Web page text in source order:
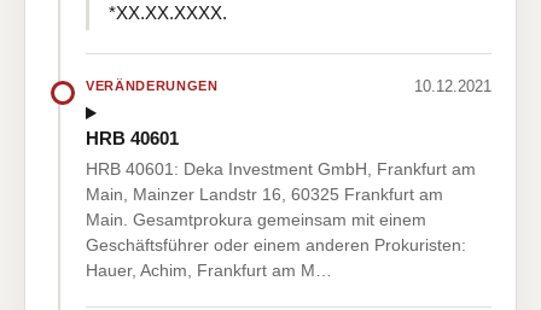
*XX.XX.XXXX.
VERÄNDERUNGEN 10.12.2021
HRB 40601
HRB 40601: Deka Investment GmbH, Frankfurt am
Main, Mainzer Landstr 16, 60325 Frankfurt am
Main. Gesamtprokura gemeinsam mit einem
Geschäftsführer oder einem anderen Prokuristen:
Hauer, Achim, Frankfurt am M…